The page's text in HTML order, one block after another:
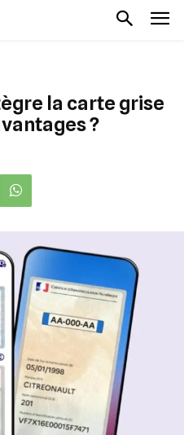
la carte grise
?